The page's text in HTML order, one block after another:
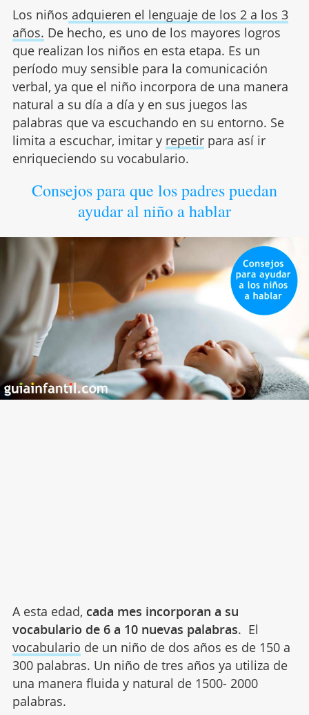
Los niños adquieren el lenguaje de los 2 a los 3
años. De hecho, es uno de los mayores logros
que realizan los niños en esta etapa. Es un
período muy sensible para la comunicación
verbal, ya que el niño incorpora de una manera
natural a su día a día y en sus juegos las
palabras que va escuchando en su entorno. Se
limita a escuchar, imitar y repetirpara así ir
enriqueciendo su vocabulario.
Consejos para que los padres puedan
ayudar al niño a hablar
A esta edad, cada mes incorporan a su
vocabulario de 6 a 10 nuevas palabras. El
vocabulario de un niño de dos años es de 150 a
300 palabras. Un niño de tres años ya utiliza de
una manera fluida y natural de 1500- 2000
palabras.